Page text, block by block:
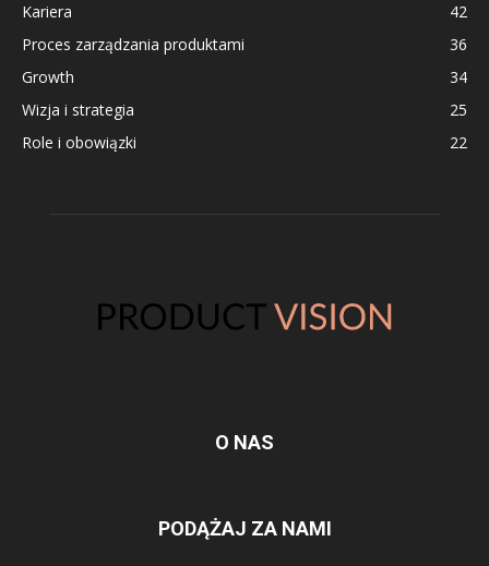
Kariera
42
Proces zarządzania produktami
36
Growth
34
Wizja i strategia
25
Role i obowiązki
22
O NAS
PODĄŻAJ ZA NAMI